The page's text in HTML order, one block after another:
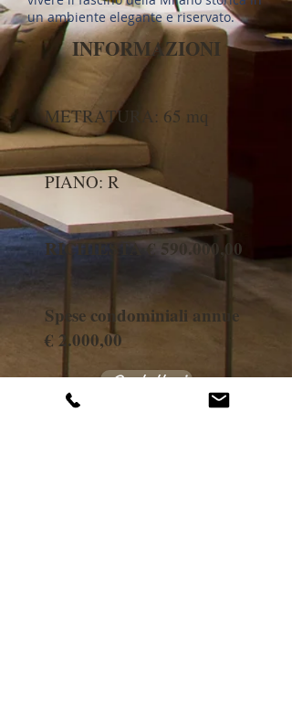
un ambiente elegante e riservato.
INFORMAZIONI
METRATURA: 65 mq
PIANO: R
RICHIESTA € 590.000,00
Spese condominiali annue
€ 2.000,00
Contattaci